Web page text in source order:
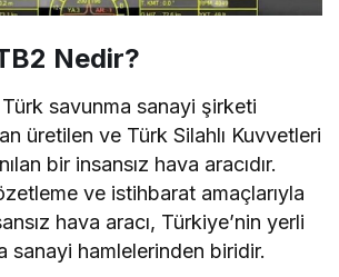
Nedir?
savunma sanayi şirketi
üretilen ve Türk Silahlı Kuvvetleri
bir insansız hava aracıdır.
ve istihbarat amaçlarıyla
hava aracı, Türkiye’nin yerli
sanayi hamlelerinden biridir.